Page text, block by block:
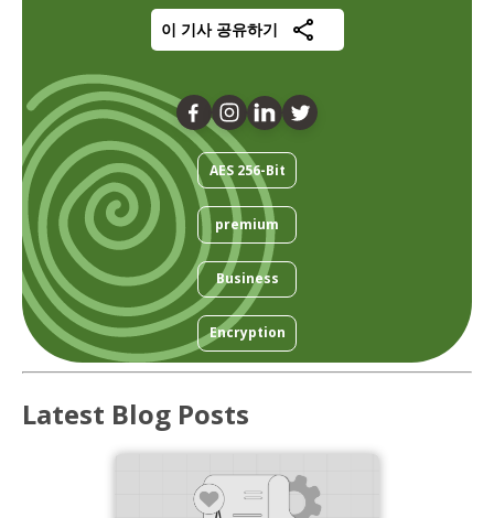
이 기사 공유하기
AES 256-Bit
premium
Business
Encryption
Latest Blog Posts